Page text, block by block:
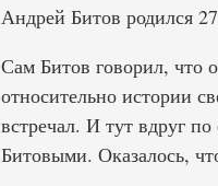
Андрей Битов родился
Сам Битов говорил, что
относительно истории
встречал. И тут вдруг
Битовыми. Оказалось,